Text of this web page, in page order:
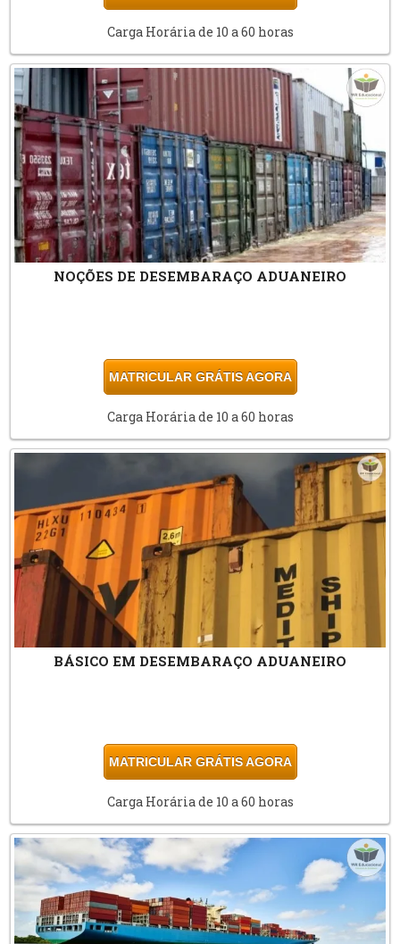
Carga Horária de 10 a 60 horas
NOÇÕES DE DESEMBARAÇO ADUANEIRO
MATRICULAR GRÁTIS AGORA
Carga Horária de 10 a 60 horas
BÁSICO EM DESEMBARAÇO ADUANEIRO
MATRICULAR GRÁTIS AGORA
Carga Horária de 10 a 60 horas